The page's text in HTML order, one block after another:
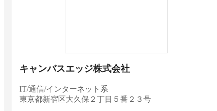
キャンバスエッジ株式会社
IT/通信/インターネット系
東京都新宿区大久保２丁目５番２３号